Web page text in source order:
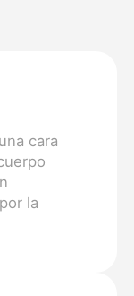
cara
la